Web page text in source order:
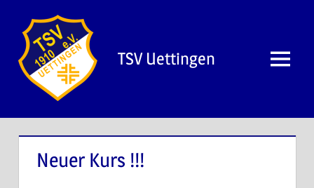
TSV Uettingen
Neuer Kurs !!!